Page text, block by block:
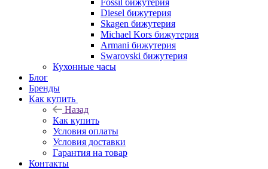
Fossil бижутерия
Diesel бижутерия
Skagen бижутерия
Michael Kors бижутерия
Armani бижутерия
Swarovski бижутерия
Кухонные часы
Блог
Бренды
Как купить
Назад
Как купить
Условия оплаты
Условия доставки
Гарантия на товар
Контакты